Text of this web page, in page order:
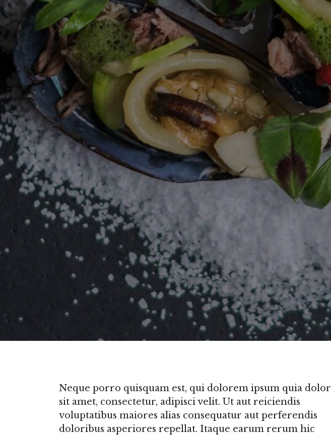
Neque porro quisquam est, qui dolorem ipsum quia dolor
sit amet, consectetur, adipisci velit. Ut aut reiciendis
voluptatibus maiores alias consequatur aut perferendis
doloribus asperiores repellat. Itaque earum rerum hic